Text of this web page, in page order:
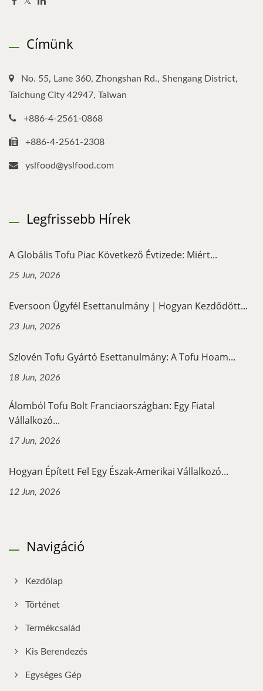
Címünk
No. 55, Lane 360, Zhongshan Rd., Shengang District,
Taichung City 42947, Taiwan
+886-4-2561-0868
+886-4-2561-2308
yslfood@yslfood.com
Legfrissebb Hírek
A Globális Tofu Piac Következő Évtizede: Miért...
25 Jun, 2026
Eversoon Ügyfél Esettanulmány｜Hogyan Kezdődött...
23 Jun, 2026
Szlovén Tofu Gyártó Esettanulmány: A Tofu Hoam...
18 Jun, 2026
Álomból Tofu Bolt Franciaországban: Egy Fiatal
Vállalkozó...
17 Jun, 2026
Hogyan Épített Fel Egy Észak-Amerikai Vállalkozó...
12 Jun, 2026
Navigáció
Kezdőlap
Történet
Termékcsalád
Kis Berendezés
Egységes Gép